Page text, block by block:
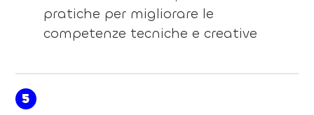
pratiche per migliorare le
competenze tecniche e creative
5